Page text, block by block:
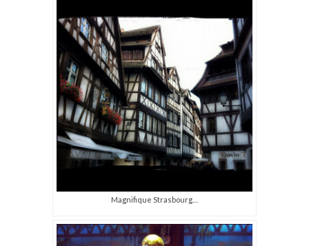
Magnifique Strasbourg…